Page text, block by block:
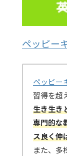
ペッピー
ペッピー
習得を超
生き生き
専門的な
ス良く伸
また、多